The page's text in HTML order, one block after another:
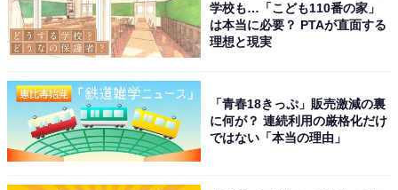
学校も…「こども110番の家」
は本当に必要？ PTAが直面する
理想と現実
「青春18きっぷ」販売激減の裏
に何が？ 連続利用の厳格化だけ
ではない「本当の理由」